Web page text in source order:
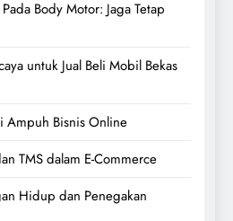
Body Motor: Jaga Tetap
untuk Jual Beli Mobil Bekas
Ampuh Bisnis Online
TMS dalam E-Commerce
Hidup dan Penegakan